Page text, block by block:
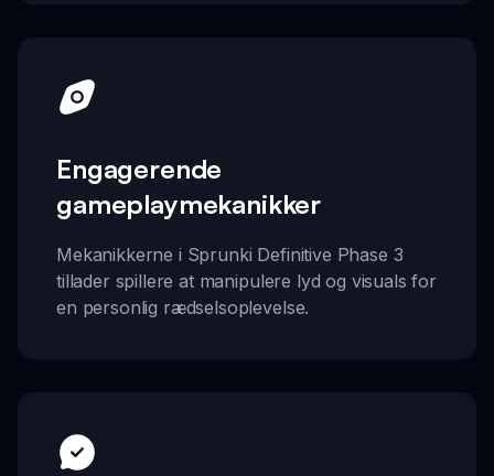
Engagerende
gameplaymekanikker
Mekanikkerne i Sprunki Definitive Phase 3
tillader spillere at manipulere lyd og visuals for
en personlig rædselsoplevelse.